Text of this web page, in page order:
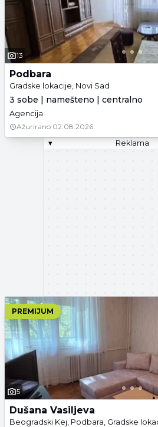
13
Podbara
Gradske lokacije, Novi Sad
3 sobe | namešteno | centralno
Agencija
Ažurirano 02.08.2026.
▾
Reklama
PREMIJUM
5
Dušana Vasiljeva